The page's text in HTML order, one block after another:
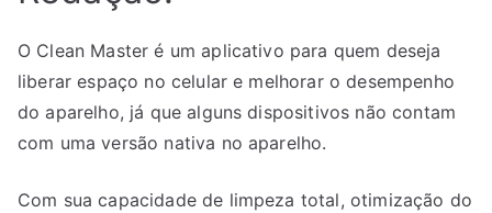
O Clean Master é um aplicativo para quem deseja
liberar espaço no celular e melhorar o desempenho
do aparelho, já que alguns dispositivos não contam
com uma versão nativa no aparelho.
Com sua capacidade de limpeza total, otimização do